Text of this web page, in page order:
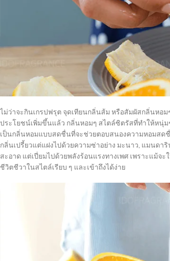
ไม่ว่าจะกินเกรปฟรุต จุดเทียนกลิ่นส้ม หรือสัมผัสกลิ่นหอ
ประโยชน์เพิ่มขึ้นแล้ว กลิ่นหอมๆ สไตล์ซิตรัสที่ทำให้หนุ่ม
เป็นกลิ่นหอมแบบสดชื่นที่จะช่วยตอบสนองความหอมสด
กลิ่นเปรี้ยวแต่แฝงไปด้วยความซ่าอย่าง มะนาว, แมนด
สะอาด แต่เปี่ยมไปด้วยพลังร้อนแรงทางเพศ เพราะแม้
ชีวิตชีวาในสไตล์เรียบ ๆ และเข้าถึงได้ง่าย